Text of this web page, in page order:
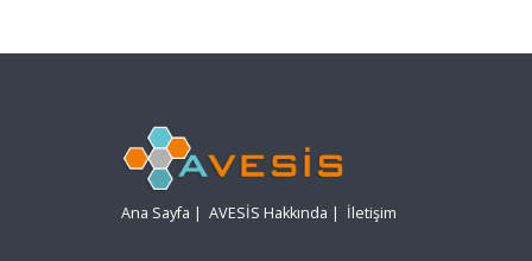
Ana Sayfa | AVESİS Hakkında | İletişim